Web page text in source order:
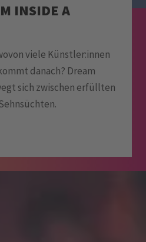
INSIDE A
viele Künstler:innen
danach? Dream
sich zwischen erfüllten